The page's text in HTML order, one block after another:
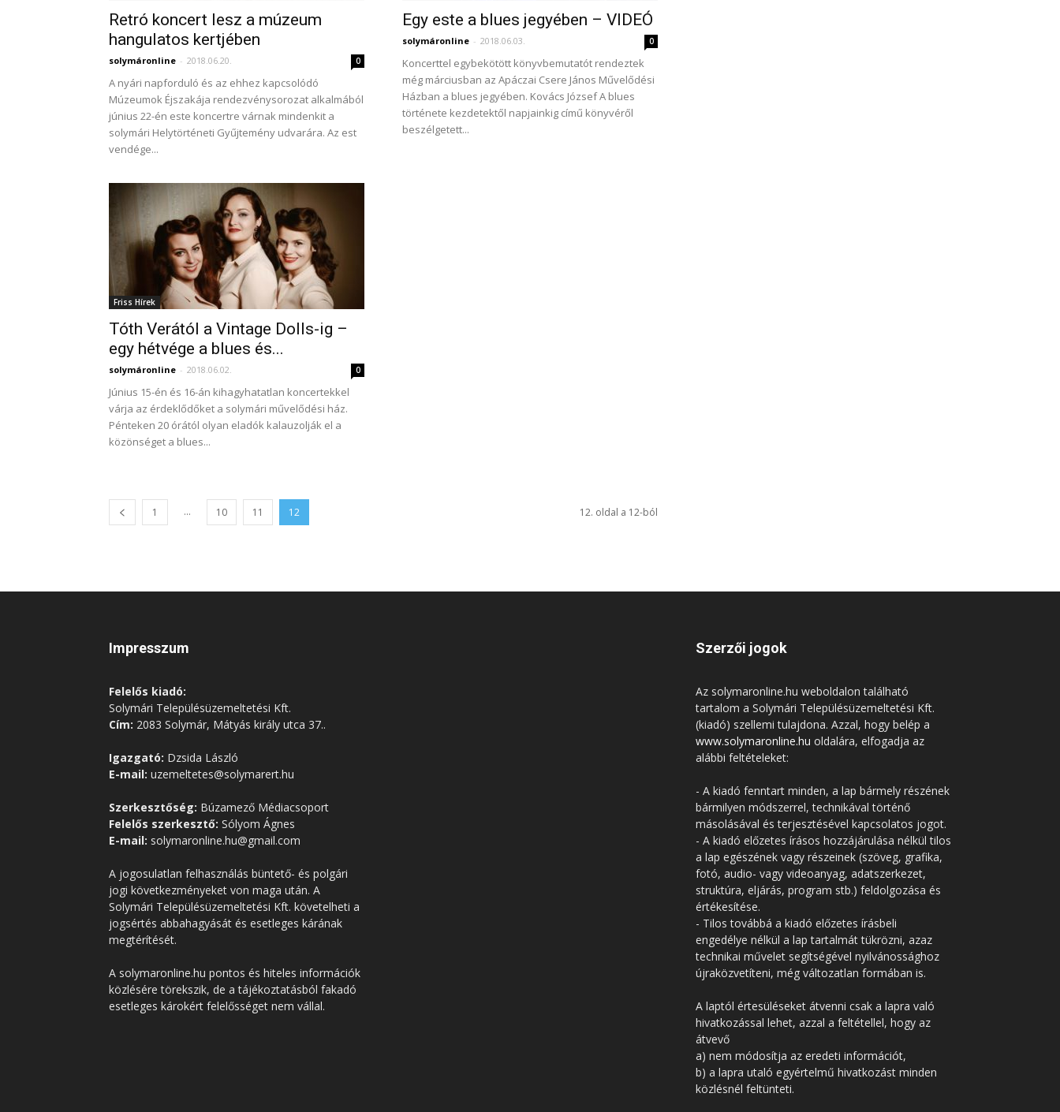
Retró koncert lesz a múzeum
hangulatos kertjében
solymáronline - 2018.06.20. 0
A nyári napforduló és az ehhez kapcsolódó
Múzeumok Éjszakája rendezvénysorozat alkalmából
június 22-én este koncertre várnak mindenkit a
solymári Helytörténeti Gyűjtemény udvarára. Az est
vendége...
Egy este a blues jegyében – VIDEÓ
solymáronline - 2018.06.03. 0
Koncerttel egybekötött könyvbemutatót rendeztek
még márciusban az Apáczai Csere János Művelődési
Házban a blues jegyében. Kovács József A blues
története kezdetektől napjainkig című könyvéről
beszélgetett...
Friss Hírek
Tóth Verától a Vintage Dolls-ig –
egy hétvége a blues és...
solymáronline - 2018.06.02. 0
Június 15-én és 16-án kihagyhatatlan koncertekkel
várja az érdeklődőket a solymári művelődési ház.
Pénteken 20 órától olyan eladók kalauzolják el a
közönséget a blues...
1 ... 10 11 12 12. oldal a 12-ból
Impresszum
Felelős kiadó:
Solymári Településüzemeltetési Kft.
Cím: 2083 Solymár, Mátyás király utca 37..
Igazgató: Dzsida László
E-mail: uzemeltetes@solymarert.hu
Szerkesztőség: Búzamező Médiacsoport
Felelős szerkesztő: Sólyom Ágnes
E-mail: solymaronline.hu@gmail.com
A jogosulatlan felhasználás büntető- és polgári
jogi következményeket von maga után. A
Solymári Településüzemeltetési Kft. követelheti a
jogsértés abbahagyását és esetleges kárának
megtérítését.
A solymaronline.hu pontos és hiteles információk
közlésére törekszik, de a tájékoztatásból fakadó
esetleges károkért felelősséget nem vállal.
Szerzői jogok
Az solymaronline.hu weboldalon található
tartalom a Solymári Településüzemeltetési Kft.
(kiadó) szellemi tulajdona. Azzal, hogy belép a
www.solymaronline.hu oldalára, elfogadja az
alábbi feltételeket:
- A kiadó fenntart minden, a lap bármely részének
bármilyen módszerrel, technikával történő
másolásával és terjesztésével kapcsolatos jogot.
- A kiadó előzetes írásos hozzájárulása nélkül tilos
a lap egészének vagy részeinek (szöveg, grafika,
fotó, audio- vagy videoanyag, adatszerkezet,
struktúra, eljárás, program stb.) feldolgozása és
értékesítése.
- Tilos továbbá a kiadó előzetes írásbeli
engedélye nélkül a lap tartalmát tükrözni, azaz
technikai művelet segítségével nyilvánossághoz
újraközvetíteni, még változatlan formában is.
A laptól értesüléseket átvenni csak a lapra való
hivatkozással lehet, azzal a feltétellel, hogy az
átvevő
a) nem módosítja az eredeti információt,
b) a lapra utaló egyértelmű hivatkozást minden
közlésnél feltünteti.